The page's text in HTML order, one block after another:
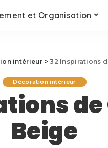
et Organisation
intérieur > 32 Inspirations
Décoration intérieur
Beige